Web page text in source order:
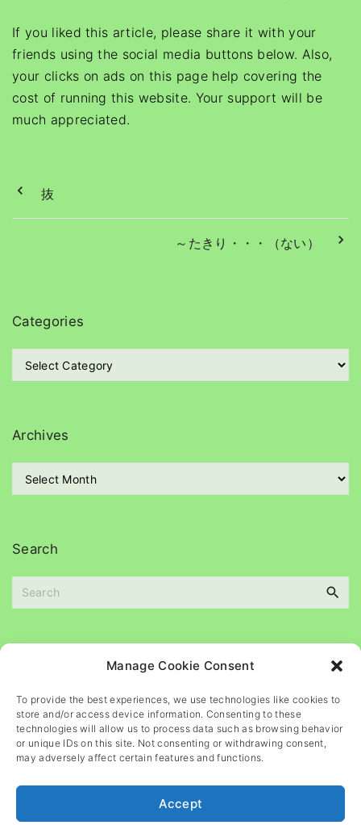
Manage Cookie Consent
To provide the best experiences, we use technologies like cookies to
store and/or access device information. Consenting to these
technologies will allow us to process data such as browsing behavior
or unique IDs on this site. Not consenting or withdrawing consent,
may adversely affect certain features and functions.
Accept
If you liked this article, please share it with your
friends using the social media buttons below. Also,
your clicks on ads on this page help covering the
cost of running this website. Your support will be
much appreciated.
抜
～たきり・・・（ない）
Categories
g
r
e
Archives
A
v
Search
o
maintain this blog